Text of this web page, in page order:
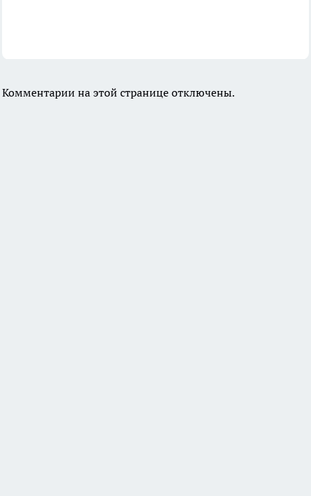
Комментарии на этой странице отключены.